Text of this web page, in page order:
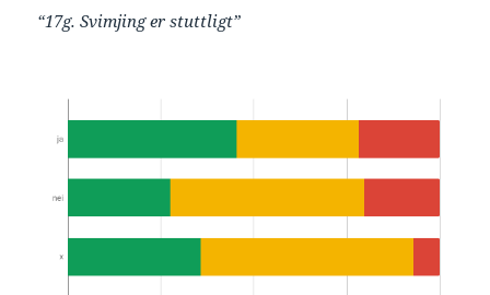
“17g. Svimjing er stuttligt”